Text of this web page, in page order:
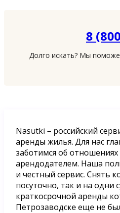
8
Долго искать? Мы
Nasutki – российский
аренды жилья. Для нас
заботимся об
арендодателем. Наша
и честный сервис. Снять
посуточно, так и на одни
краткосрочной аренды
Петрозаводске еще не